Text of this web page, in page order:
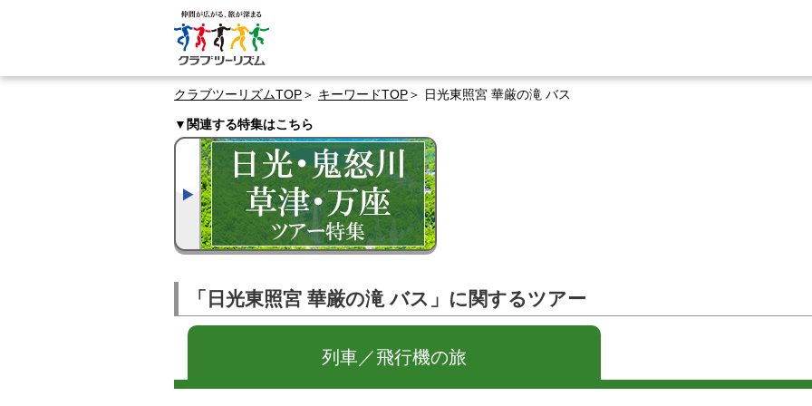
クラブツーリズムTOP キーワードTOP 日光東照宮 華厳の滝 バス
▼関連する特集はこちら
「日光東照宮 華厳の滝 バス」に関するツアー
列車／飛行機の旅